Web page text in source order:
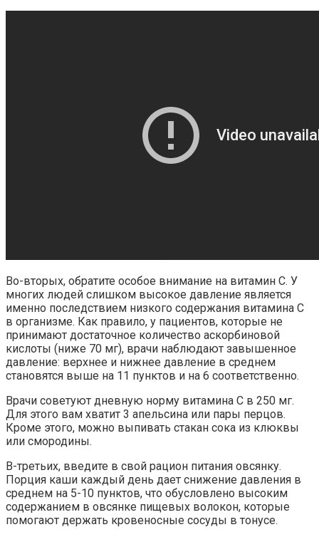
Во-вторых, обратите особое внимание на витамин С. У
многих людей слишком высокое давление является
именно последствием низкого содержания витамина С
в организме. Как правило, у пациентов, которые не
принимают достаточное количество аскорбиновой
кислоты (ниже 70 мг), врачи наблюдают завышенное
давление: верхнее и нижнее давление в среднем
становятся выше на 11 пунктов и на 6 соответственно.
Врачи советуют дневную норму витамина С в 250 мг.
Для этого вам хватит 3 апельсина или пары перцов.
Кроме этого, можно выпивать стакан сока из клюквы
или смородины.
В-третьих, введите в свой рацион питания овсянку.
Порция каши каждый день дает снижение давления в
среднем на 5-10 пунктов, что обусловлено высоким
содержанием в овсянке пищевых волокон, которые
помогают держать кровеносные сосуды в тонусе.